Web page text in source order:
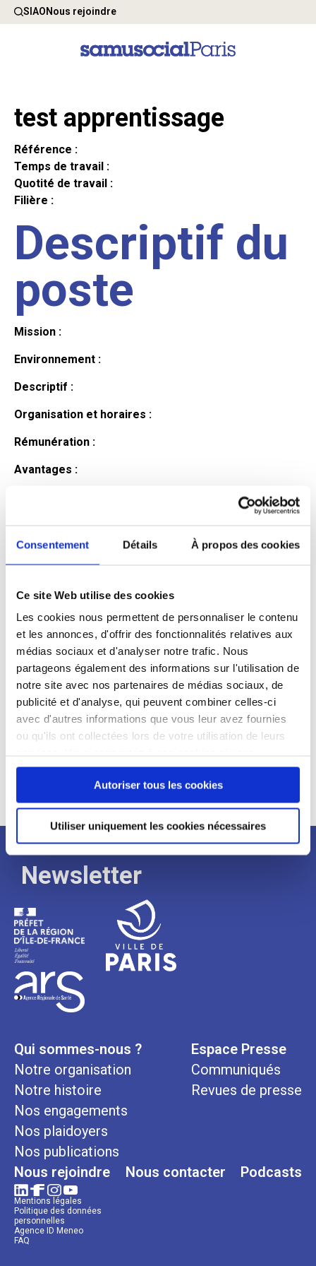
Consentement Détails À propos des cookies
Ce site Web utilise des cookies
Les cookies nous permettent de personnaliser le contenu
et les annonces, d'offrir des fonctionnalités relatives aux
médias sociaux et d'analyser notre trafic. Nous
partageons également des informations sur l'utilisation de
notre site avec nos partenaires de médias sociaux, de
publicité et d'analyse, qui peuvent combiner celles-ci
avec d'autres informations que vous leur avez fournies
ou qu'ils ont collectées lors de votre utilisation de leurs
continuez à utiliser notre site Web.
Autoriser tous les cookies
Utiliser uniquement les cookies nécessaires
SIAONous rejoindre
test apprentissage
Référence :
Temps de travail :
Quotité de travail :
Filière :
Descriptif du
poste
Mission :
Environnement :
Descriptif :
Organisation et horaires :
Rémunération :
Avantages :
candidat
Qualifications et diplômes :
Profil recherché :
Expérience :
Processus
de
recrutement
Newsletter
Qui sommes-nous ?
Notre organisation
Notre histoire
Nos engagements
Nos plaidoyers
Nos publications
Espace Presse
Communiqués
Revues de presse
Nous rejoindre Nous contacter Podcasts
Mentions légales
Politique des données
personnelles
Agence ID Meneo
FAQ